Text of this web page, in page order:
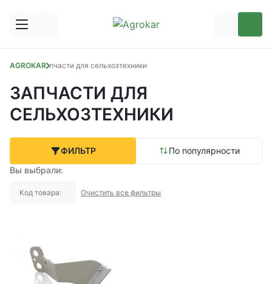
AGROKARЗапчасти для сельхозтехники
ЗАПЧАСТИ ДЛЯ
СЕЛЬХОЗТЕХНИКИ
ФИЛЬТР
По популярности
Вы выбрали:
Код товара: Очистить все фильтры